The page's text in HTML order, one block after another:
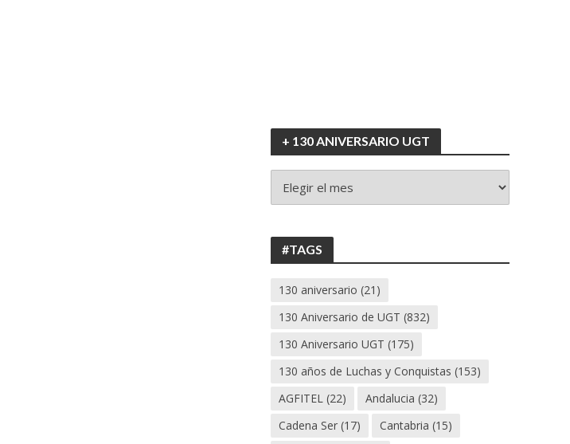
+ 130 ANIVERSARIO UGT
130
#TAGS
130 aniversario (21)
130 Aniversario de UGT (832)
130 Aniversario UGT (175)
130 años de Luchas y Conquistas (153)
AGFITEL (22) Andalucia (32)
Cadena Ser (17) Cantabria (15)